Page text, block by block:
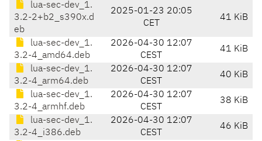
lua-sec-dev_1.
3.2-2+b2_s390x.d
eb
2025-01-23 20:05
CET
41 KiB
lua-sec-dev_1.
3.2-4_amd64.deb
2026-04-30 12:07
CEST
41 KiB
lua-sec-dev_1.
3.2-4_arm64.deb
2026-04-30 12:07
CEST
40 KiB
lua-sec-dev_1.
3.2-4_armhf.deb
2026-04-30 12:07
CEST
38 KiB
lua-sec-dev_1.
3.2-4_i386.deb
2026-04-30 12:07
CEST
46 KiB